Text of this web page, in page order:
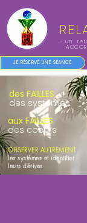
- un
JE RÉSERVE UNE SÉANCE
aux FAILLES
des coeurs
OBSERVER AUTREMENT
les systèmes et identifier
leurs dérives
des FAILLES
des systèmes